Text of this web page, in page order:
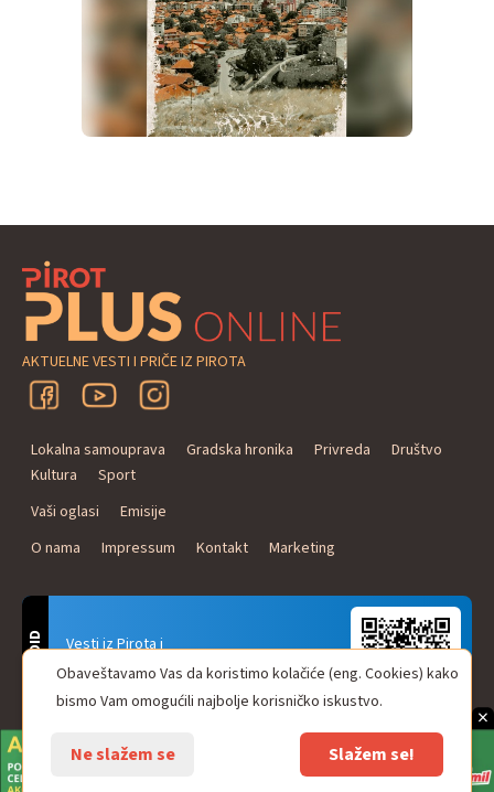
×
AKTUELNE VESTI I PRIČE IZ PIROTA
Lokalna samouprava Gradska hronika Privreda
Društvo
Kultura
Sport
Vaši oglasi
Emisije
O nama
Impressum Kontakt Marketing
Vesti iz Pirota i
Naxi Plus Radio
Uvek u Vašem džepu!
ANDROID
© Pirot plus online - internet portal. Sva prava zadržana.
Obaveštavamo Vas da koristimo kolačiće (eng. Cookies) kako
bismo Vam omogućili najbolje korisničko iskustvo.
Ne slažem se Slažem se!